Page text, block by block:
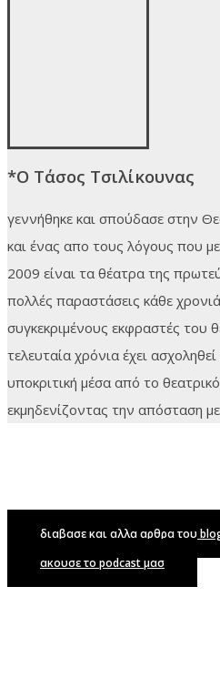
*Ο Τάσος Τσιλίκουνας
γεννήθηκε και σπούδασε στην
και ένας απο τους λόγους που
2009 είναι τα θέατρα της
πολλές παραστάσεις κάθε
συγκεκριμένους εκφραστές του
τελευταία χρόνια έχει
υποκριτική μέσα από το
εκμηδενίζοντας την απόσταση
διαβασε και αλλα αρθρα του
ακουσε το podcast μασ